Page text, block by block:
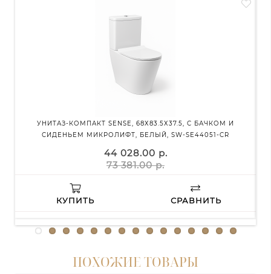
УНИТАЗ-КОМПАКТ SENSE, 68Х83.5Х37.5, С БАЧКОМ И
СИДЕНЬЕМ МИКРОЛИФТ, БЕЛЫЙ, SW-SE44051-CR
44 028.00 р.
73 381.00 р.
КУПИТЬ СРАВНИТЬ
ПОХОЖИЕ ТОВАРЫ